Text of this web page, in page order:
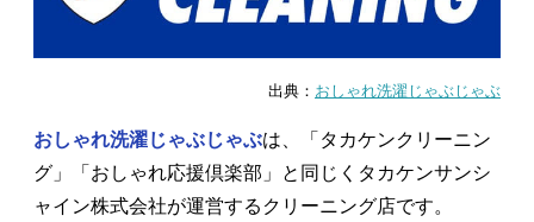
出典： おしゃれ洗濯じゃぶじゃぶ
おしゃれ洗濯じゃぶじゃぶは、「タカケンクリーニン
グ」「おしゃれ応援倶楽部」と同じくタカケンサンシ
ャイン株式会社が運営するクリーニング店です。